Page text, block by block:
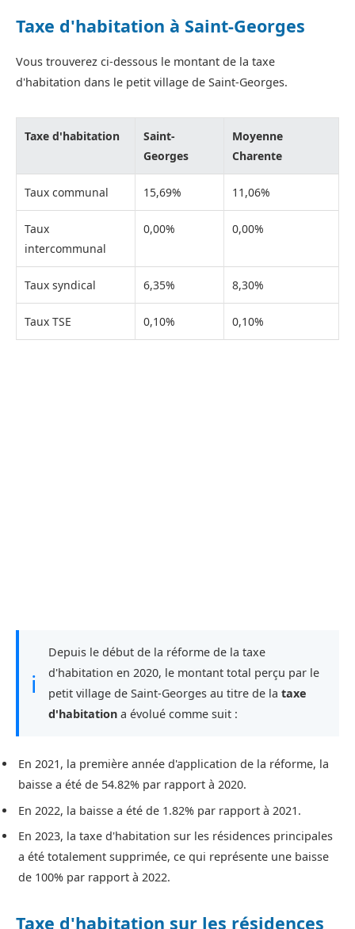
Taxe d'habitation à Saint-Georges
Vous trouverez ci-dessous le montant de la taxe
d'habitation dans le petit village de Saint-Georges.
Taxe d'habitation
Saint-
Georges
Moyenne
Charente
Taux communal 15,69% 11,06%
Taux
intercommunal
0,00% 0,00%
Taux syndical 6,35% 8,30%
Taux TSE 0,10% 0,10%
ℹ
Depuis le début de la réforme de la taxe
d'habitation en 2020, le montant total perçu par le
petit village de Saint-Georges au titre de la taxe
d'habitation a évolué comme suit :
En 2021, la première année d'application de la réforme, la
baisse a été de 54.82% par rapport à 2020.
En 2022, la baisse a été de 1.82% par rapport à 2021.
En 2023, la taxe d'habitation sur les résidences principales
a été totalement supprimée, ce qui représente une baisse
de 100% par rapport à 2022.
Taxe d'habitation sur les résidences